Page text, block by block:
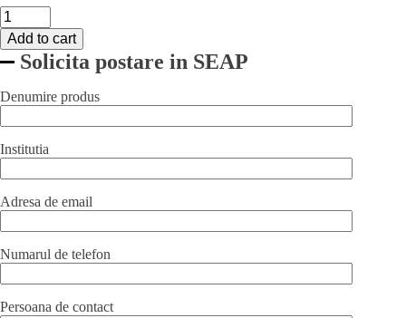
Adaptor
Hendi
pentru
imbinare
GN
1/2
-
325x20
mm,
otel
quantity
Add to cart
Solicita postare in SEAP
Denumire produs
Institutia
Adresa de email
Numarul de telefon
Persoana de contact